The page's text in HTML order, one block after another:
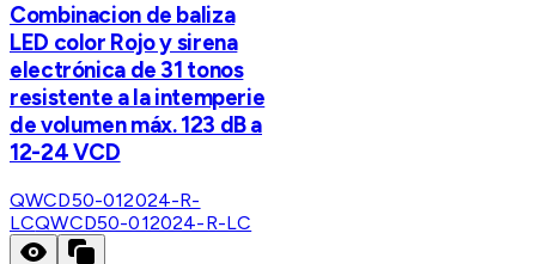
Combinacion de baliza
LED color Rojo y sirena
electrónica de 31 tonos
resistente a la intemperie
de volumen máx. 123 dB a
12-24 VCD
QWCD50-012024-R-
LCQWCD50-012024-R-LC